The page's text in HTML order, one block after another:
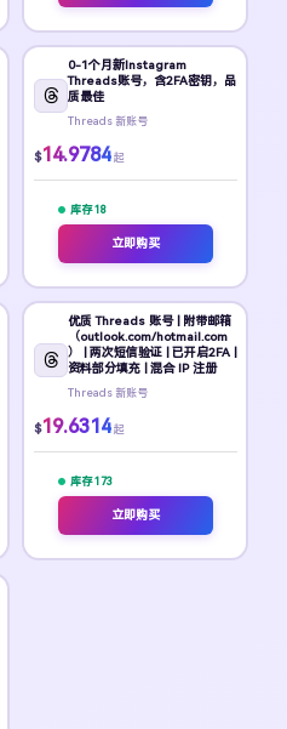
0-1个月新Instagram
Threads账号，含2FA密钥，品
质最佳
Threads 新账号
$14.9784 起
库存 18
立即购买
优质 Threads 账号 | 附带邮箱
（outlook.com/hotmail.com
） | 两次短信验证 | 已开启2FA |
资料部分填充 | 混合 IP 注册
Threads 新账号
$19.6314 起
库存 173
立即购买